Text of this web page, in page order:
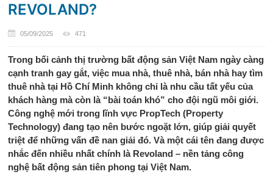
REVOLAND?
05/09/2025 471
Trong bối cảnh thị trường bất động sản Việt Nam ngày càng
cạnh tranh gay gắt, việc mua nhà, thuê nhà, bán nhà hay tìm
thuê nhà tại Hồ Chí Minh không chỉ là nhu cầu tất yếu của
khách hàng mà còn là “bài toán khó” cho đội ngũ môi giới.
Công nghệ mới trong lĩnh vực PropTech (Property
Technology) đang tạo nên bước ngoặt lớn, giúp giải quyết
triệt để những vấn đề nan giải đó. Và một cái tên đang được
nhắc đến nhiều nhất chính là Revoland – nền tảng công
nghệ bất động sản tiên phong tại Việt Nam.